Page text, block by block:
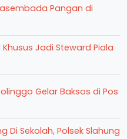
Pangan di
Jadi Steward Piala
Gelar Baksos di Pos
Di Sekolah, Polsek Slahung